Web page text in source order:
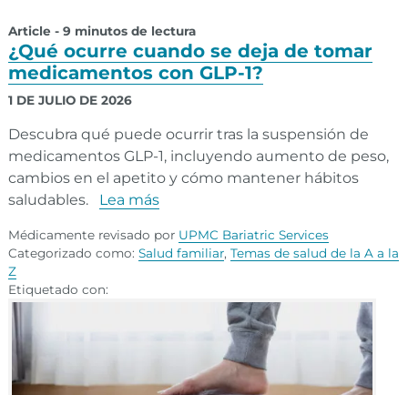
Article - 9 minutos de lectura
¿Qué ocurre cuando se deja de tomar
medicamentos con GLP-1?
1 DE JULIO DE 2026
Descubra qué puede ocurrir tras la suspensión de
medicamentos GLP-1, incluyendo aumento de peso,
cambios en el apetito y cómo mantener hábitos
saludables.
Lea más
Médicamente revisado por UPMC Bariatric Services
Categorizado como: Salud familiar, Temas de salud de la A a la
Z
Etiquetado con: